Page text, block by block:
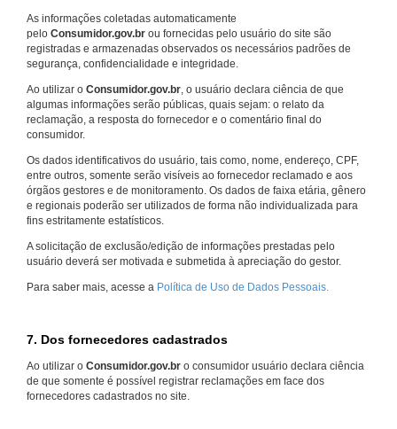
As informações coletadas automaticamente
pelo Consumidor.gov.br ou fornecidas pelo usuário do site são
registradas e armazenadas observados os necessários padrões de
segurança, confidencialidade e integridade.
Ao utilizar o Consumidor.gov.br , o usuário declara ciência de que
algumas informações serão públicas, quais sejam: o relato da
reclamação, a resposta do fornecedor e o comentário final do
consumidor.
Os dados identificativos do usuário, tais como, nome, endereço, CPF,
entre outros, somente serão visíveis ao fornecedor reclamado e aos
órgãos gestores e de monitoramento. Os dados de faixa etária, gênero
e regionais poderão ser utilizados de forma não individualizada para
fins estritamente estatísticos.
A solicitação de exclusão/edição de informações prestadas pelo
usuário deverá ser motivada e submetida à apreciação do gestor.
Para saber mais, acesse a Política de Uso de Dados Pessoais.
7. Dos fornecedores cadastrados
Ao utilizar o Consumidor.gov.br o consumidor usuário declara ciência
de que somente é possível registrar reclamações em face dos
fornecedores cadastrados no site.